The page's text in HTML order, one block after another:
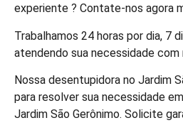
experiente ? Contate-nos agora
Trabalhamos 24 horas por dia, 7
atendendo sua necessidade com
Nossa desentupidora no Jardim
para resolver sua necessidade
Jardim São Gerônimo. Solicite